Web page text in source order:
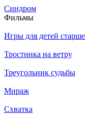
Синдром
Филь­мы
Игры для детей
Тростинка на ветру
Треугольник судьбы
Мираж
Схватка